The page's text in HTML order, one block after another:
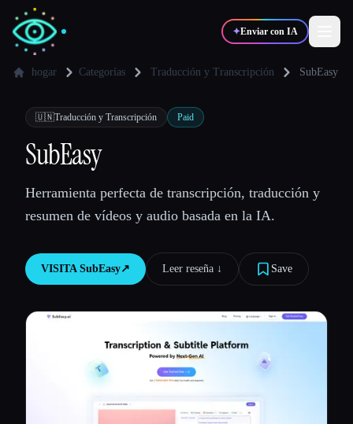
✦Enviar con IA
✍️Escritores 🎨
💻 Desarrolladores
🎓Estudiantes 🎬Creadores
Comparar herramientas
Todas las categorías
hogar Categorías Traducción y Transcripción SubEasy
🇺🇳Traducción y Transcripción Paid
SubEasy
Herramienta perfecta de transcripción, traducción y
resumen de vídeos y audio basada en la IA.
VISITA SubEasy↗︎ Leer reseña ↓︎ Save